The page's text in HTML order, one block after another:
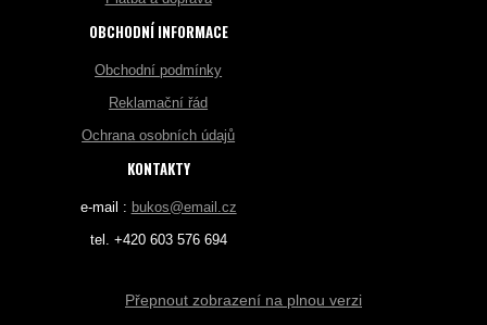
OBCHODNÍ INFORMACE
Obchodní podmínky
Reklamační řád
Ochrana osobních údajů
KONTAKTY
e-mail : bukos@email.cz
tel. +420 603 576 694
Přepnout zobrazení na plnou verzi